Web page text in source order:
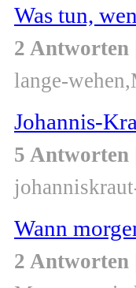
Was tun,
2 Antworten
lange-
Johannis-
5 Antworten
Wann
2 Antworten